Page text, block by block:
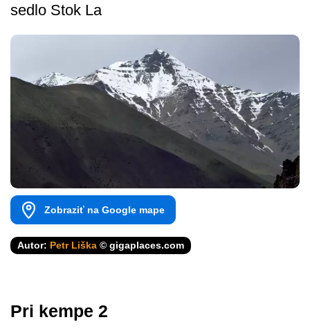
sedlo Stok La
Zobraziť na Google mape
Autor: Petr Liška © gigaplaces.com
Pri kempe 2